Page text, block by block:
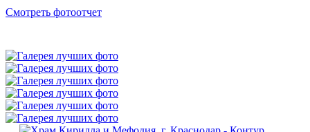
Смотреть фотоотчет